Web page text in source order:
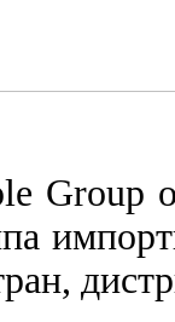
Group